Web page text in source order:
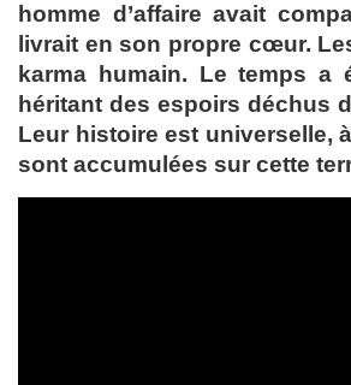
homme d’affaire avait
livrait en son propre cœur.
karma humain. Le temps a
héritant des espoirs déchus
Leur histoire est universelle,
sont accumulées sur cette